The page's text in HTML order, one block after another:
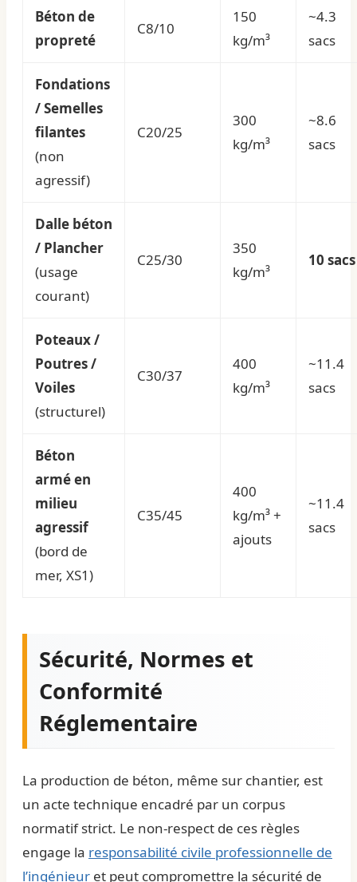
Béton de
propreté
C8/10
150
kg/m³
~4.3
sacs
Fondations
/ Semelles
filantes
(non
agressif)
C20/25
300
kg/m³
~8.6
sacs
Dalle béton
/ Plancher
(usage
courant)
C25/30
350
kg/m³
10 sacs
Poteaux /
Poutres /
Voiles
(structurel)
C30/37
400
kg/m³
~11.4
sacs
Béton
armé en
milieu
agressif
(bord de
mer, XS1)
C35/45
400
kg/m³ +
ajouts
~11.4
sacs
Sécurité, Normes et
Conformité
Réglementaire
La production de béton, même sur chantier, est
un acte technique encadré par un corpus
normatif strict. Le non-respect de ces règles
engage la responsabilité civile professionnelle de
l’ingénieur et peut compromettre la sécurité de